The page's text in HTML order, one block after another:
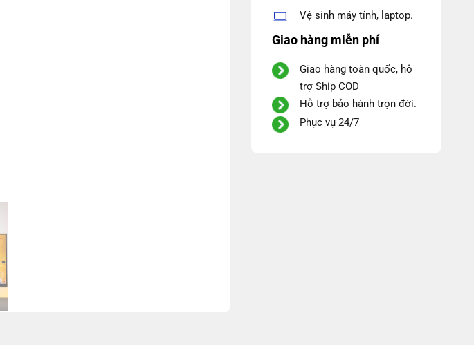
Vệ sinh máy tính, laptop.
Giao hàng miễn phí
Giao hàng toàn quốc, hỗ
trợ Ship COD
Hỗ trợ bảo hành trọn đời.
Phục vụ 24/7